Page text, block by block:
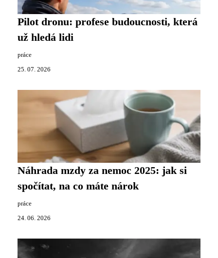
Pilot dronu: profese budoucnosti, která
už hledá lidi
práce
25. 07. 2026
Náhrada mzdy za nemoc 2025: jak si
spočítat, na co máte nárok
práce
24. 06. 2026